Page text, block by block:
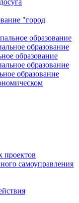
"город
образование
образование
образование
образование
образование
проектов
самоуправления